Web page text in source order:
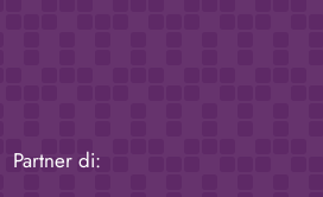
Partner di: